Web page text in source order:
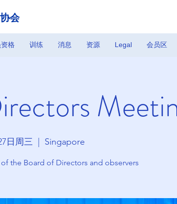
会
格 训练 消息 资源 Legal 会员区
日周三 Singapore
the Board of Directors and observers